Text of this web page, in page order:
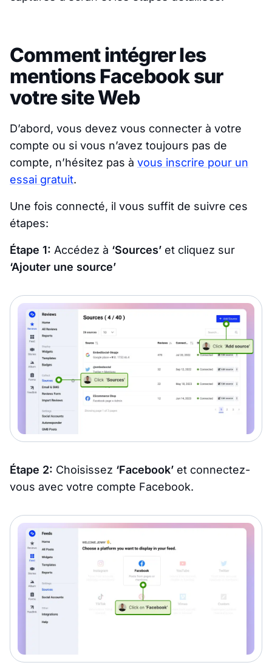
Comment intégrer les
mentions Facebook sur
votre site Web
D’abord, vous devez vous connecter à votre
compte ou si vous n’avez toujours pas de
compte, n’hésitez pas à vous inscrire pour un
essai gratuit.
Une fois connecté, il vous suffit de suivre ces
étapes:
Étape 1: Accédez à ‘Sources’ et cliquez sur
‘Ajouter une source’
Étape 2: Choisissez ‘Facebook’ et connectez-
vous avec votre compte Facebook.